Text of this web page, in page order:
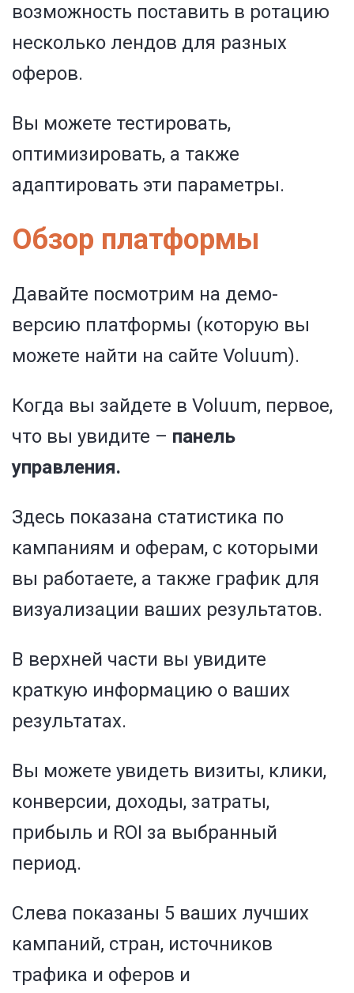
возможность поставить в ротацию
несколько лендов для разных
оферов.
Вы можете тестировать,
оптимизировать, а также
адаптировать эти параметры.
Обзор платформы
Давайте посмотрим на демо-
версию платформы (которую вы
можете найти на сайте Voluum).
Когда вы зайдете в Voluum, первое,
что вы увидите – панель
управления.
Здесь показана статистика по
кампаниям и оферам, с которыми
вы работаете, а также график для
визуализации ваших результатов.
В верхней части вы увидите
краткую информацию о ваших
результатах.
Вы можете увидеть визиты, клики,
конверсии, доходы, затраты,
прибыль и ROI за выбранный
период.
Слева показаны 5 ваших лучших
кампаний, стран, источников
трафика и оферов и